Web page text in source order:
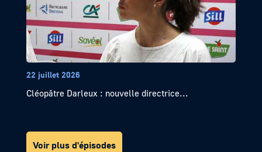
22 juillet 2026
Cléopâtre Darleux : nouvelle directrice...
Voir plus d'épisodes